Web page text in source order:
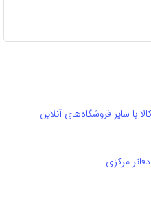
سایر فروشگاه‌های آنلاین
مرکزی